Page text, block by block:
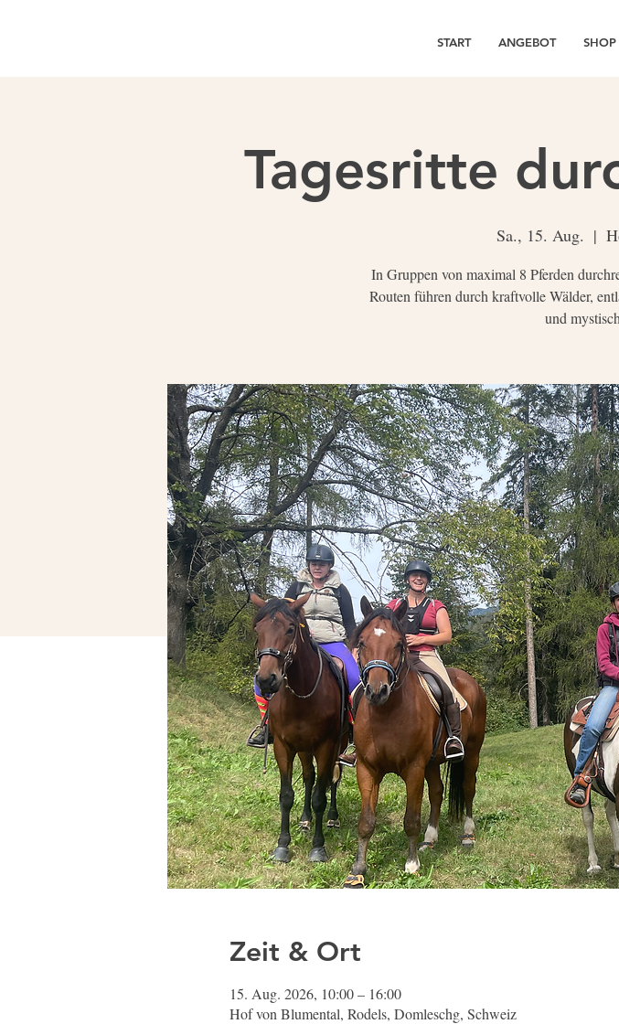
START ANGEBOT SHOP
Tagesritte
Sa., 15. Aug.
  |
In Gruppen von maximal 8 Pferden
Routen führen durch kraftvolle Wälder,
Zeit & Ort
15. Aug. 2026, 10:00 – 16:00
Hof von Blumental, Rodels, Domleschg, Schweiz